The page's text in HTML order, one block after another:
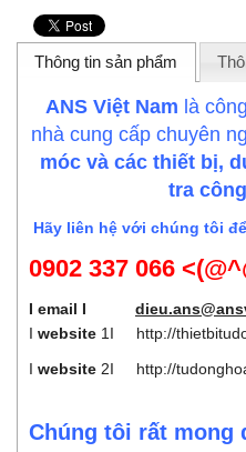
Thông tin sản phẩm
ANS Việt Nam là
nhà cung cấp chuyên
móc và các thiết bị,
tra
Hãy liên hệ với chúng tôi
0902 337 066
I email I
I website 1I http://
I website 2I http://
Chúng tôi rất mong